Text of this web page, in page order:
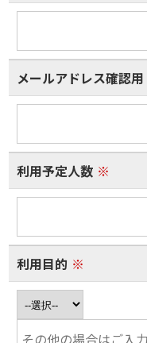
メールアドレス確認用
利用予定人数 ※
利用目的 ※